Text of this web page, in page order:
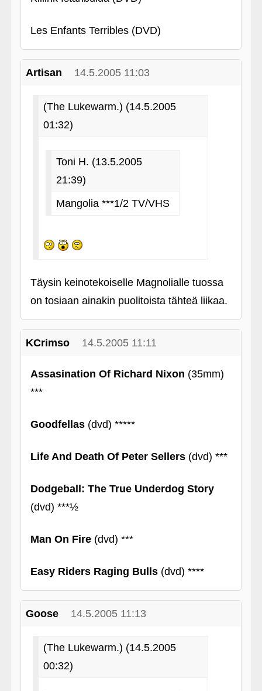
Les Enfants Terribles (DVD)
Artisan 14.5.2005 11:03
(The Lukewarm.) (14.5.2005
01:32)
Toni H. (13.5.2005
21:39)
Mangolia ***1/2 TV/VHS
Täysin keinotekoiselle Magnolialle tuossa
on tosiaan ainakin puolitoista tähteä liikaa.
KCrimso 14.5.2005 11:11
Assasination Of Richard Nixon (35mm)
***
Goodfellas(dvd) *****
Life And Death Of Peter Sellers(dvd) ***
Dodgeball: The True Underdog Story
(dvd) ***½
Man On Fire(dvd) ***
Easy Riders Raging Bulls(dvd) ****
Goose 14.5.2005 11:13
(The Lukewarm.) (14.5.2005
00:32)